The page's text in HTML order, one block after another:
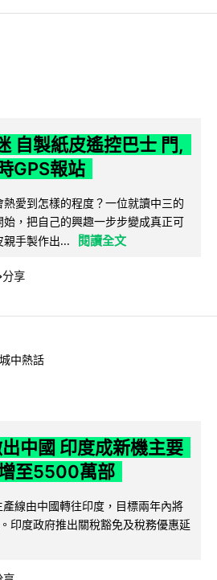
自製紙皮遙控巴士 門,
GPS報站
愛到怎樣的程度？一位就讀中三的
，把自己的興趣一步步變成真正可
手製作出...
閱讀全文
分享
城中熱話
中國 印度成新機主要
至5500萬部
線由中國轉往印度，目標兩年內將
印度政府推出關稅豁免及稅務優惠延